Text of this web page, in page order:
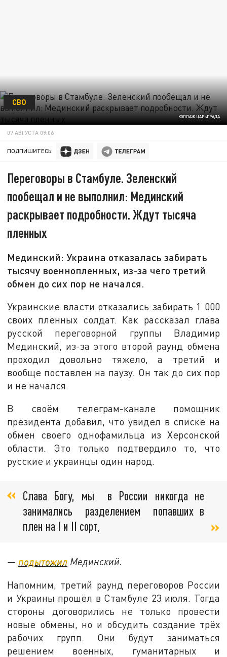
КОЛЛАЖ ЦАРЬГРАДА
СВО
07 АВГУСТА 09:06
ПОДПИШИТЕСЬ:
Переговоры в Стамбуле. Зеленский
пообещал и не выполнил: Мединский
раскрывает подробности. Ждут тысяча
пленных
Мединский: Украина отказалась забирать
тысячу военнопленных, из-за чего третий
обмен до сих пор не начался.
Украинские власти отказались забирать 1 000
своих пленных солдат. Как рассказал глава
русской переговорной группы Владимир
Мединский, из-за этого второй раунд обмена
проходил довольно тяжело, а третий и
вообще поставлен на паузу. Он так до сих пор
и не начался.
В своём телеграм-канале помощник
президента добавил, что увидел в списке на
обмен своего однофамильца из Херсонской
области. Это только подтвердило то, что
русские и украинцы один народ.
Слава Богу, мы в России никогда не
занимались разделением попавших в
плен на I и II сорт,
— подытожил Мединский.
Напомним, третий раунд переговоров России
и Украины прошёл в Стамбуле 23 июля. Тогда
стороны договорились не только провести
новые обмены, но и обсудить создание трёх
рабочих групп. Они будут заниматься
решением военных, гуманитарных и